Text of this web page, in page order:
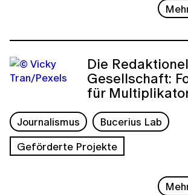
Die
Gesellschaft:
für
Journalismus
Bucerius Lab
Geförderte Projekte